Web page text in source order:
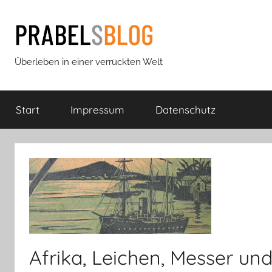
Inhalt
springen
Prabels
Blog
Überleben in einer verrückten Welt
Start Impressum Datenschutz
Afrika, Leichen, Messer